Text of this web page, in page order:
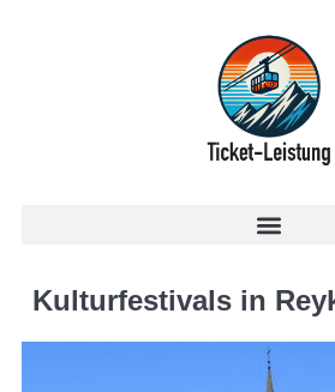
Kulturfestivals in